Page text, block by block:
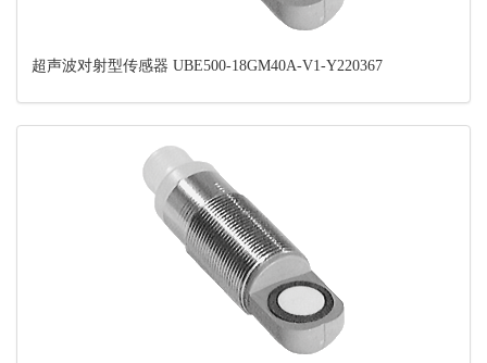
超声波对射型传感器 UBE500-18GM40A-V1-Y220367